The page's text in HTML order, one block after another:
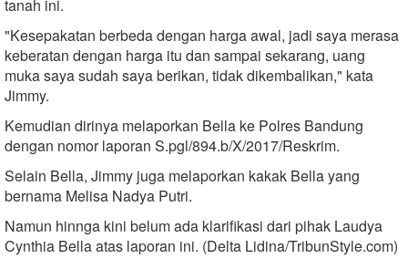
tanah ini.
"Kesepakatan berbeda dengan harga awal, jadi saya merasa
keberatan dengan harga itu dan sampai sekarang, uang
muka saya sudah saya berikan, tidak dikembalikan," kata
Jimmy.
Kemudian dirinya melaporkan Bella ke Polres Bandung
dengan nomor laporan S.pgl/894.b/X/2017/Reskrim.
Selain Bella, Jimmy juga melaporkan kakak Bella yang
bernama Melisa Nadya Putri.
Namun hinnga kini belum ada klarifikasi dari pihak Laudya
Cynthia Bella atas laporan ini. (Delta Lidina/TribunStyle.com)